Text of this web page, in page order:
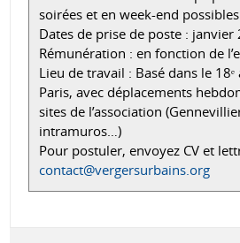
soirées et en week-end possibles
Dates de prise de poste : janvier
Rémunération : en fonction de
Lieu de travail : Basé dans le
Paris, avec déplacements
sites de l’association
intramuros…)
Pour postuler, envoyez CV et
contact@vergersurbains.org